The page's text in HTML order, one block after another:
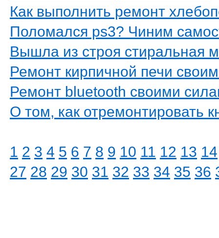
Как выполнить ремонт
Поломался ps3? Чиним
Вышла из строя стиральная
Ремонт кирпичной печи
Ремонт bluetooth своими
О том, как отремонтировать
1 2 3 4 5 6 7 8 9 10 11 12 13 14
27 28 29 30 31 32 33 34 35 36